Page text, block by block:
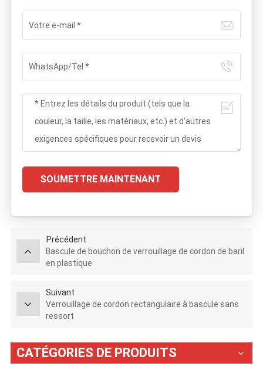
SOUMETTRE MAINTENANT
Précédent
Bascule de bouchon de verrouillage de cordon de baril
en plastique
Suivant
Verrouillage de cordon rectangulaire à bascule sans
ressort
CATÉGORIES DE PRODUITS